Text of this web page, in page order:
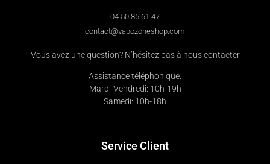
04 50 85 61 47
contact@vapozoneshop.com
Vous avez une question? N’hésitez pas à nous contacter
Assistance téléphonique:
Mardi-Vendredi: 10h-19h
Samedi: 10h-18h
Service Client